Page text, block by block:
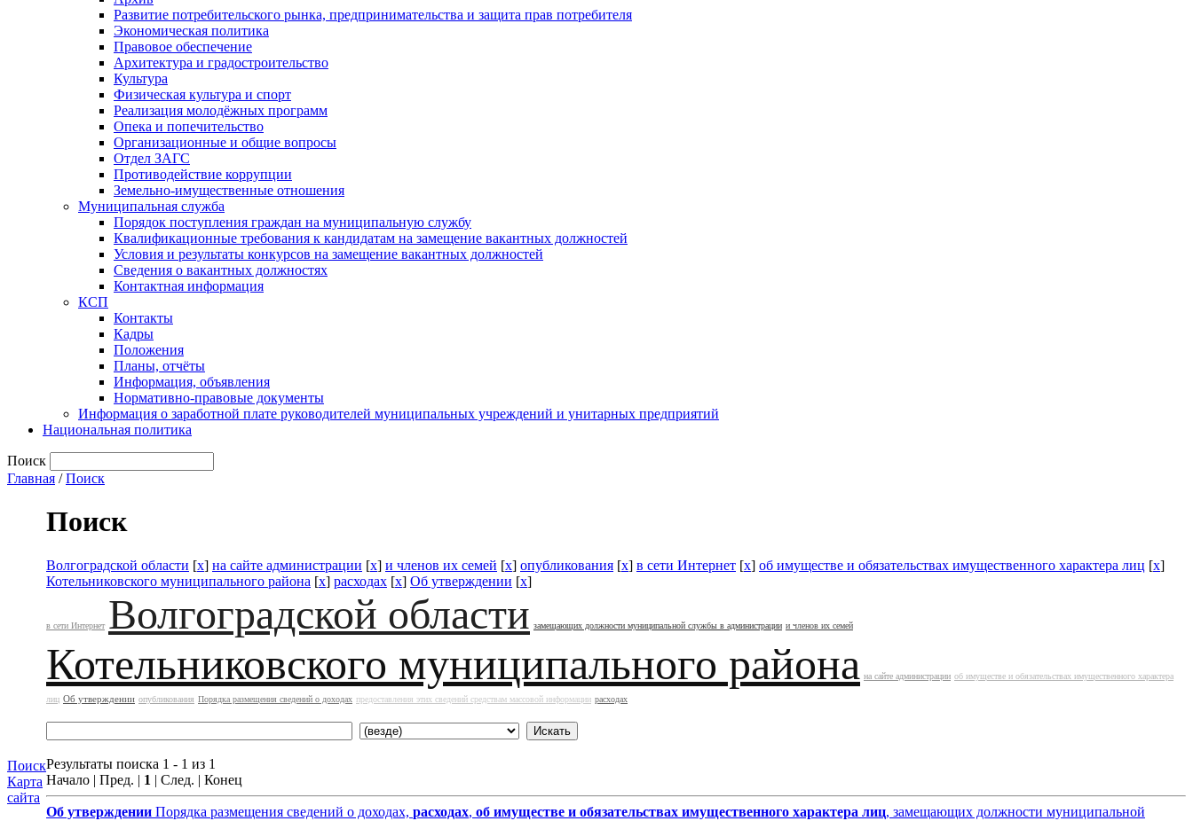
Развитие потребительского рынка, предпринимательства и защита прав потребителя
Экономическая политика
Правовое обеспечение
Архитектура и градостроительство
Культура
Физическая культура и спорт
Реализация молодёжных программ
Опека и попечительство
Организационные и общие вопросы
Отдел ЗАГС
Противодействие коррупции
Земельно-имущественные отношения
Муниципальная служба
Порядок поступления граждан на муниципальную службу
Квалификационные требования к кандидатам на замещение вакантных должностей
Условия и результаты конкурсов на замещение вакантных должностей
Сведения о вакантных должностях
Контактная информация
КСП
Контакты
Кадры
Положения
Планы, отчёты
Информация, объявления
Нормативно-правовые документы
Информация о заработной плате руководителей муниципальных учреждений и унитарных предприятий
Национальная политика
Поиск
Главная /Поиск
Поиск
Карта
сайта
Поиск
Волгоградской области [x] на сайте администрации [x] и членов их семей [x] опубликования [x] в сети Интернет [x] об имуществе и обязательствах имущественного характера лиц [x]
Котельниковского муниципального района [x] расходах [x] Об утверждении [x]
в сети Интернет Волгоградской области замещающих должности муниципальной службы в администрации и членов их семей
Котельниковского муниципального района на сайте администрации об имуществе и обязательствах имущественного характера
лиц Об утверждении опубликования Порядка размещения сведений о доходах предоставления этих сведений средствам массовой информации расходах
Результаты поиска 1 - 1 из 1
Начало | Пред. | 1 | След. | Конец
Об утверждении Порядка размещения сведений о доходах, расходах, об имуществе и обязательствах имущественного характера лиц, замещающих должности муниципальной